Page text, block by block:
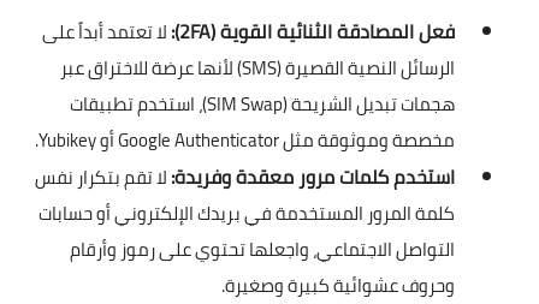
فعل المصادقة الثنائية القوية (2FA):
لا تعتمد أبداً على
الرسائل النصية القصيرة (SMS) لأنها عرضة للاختراق عبر
هجمات تبديل الشريحة (SIM Swap)، استخدم تطبيقات
مخصصة وموثوقة مثل Google Authenticator أو Yubikey.
استخدم كلمات مرور معقدة وفريدة:لا تقم بتكرار نفس
كلمة المرور المستخدمة في بريدك الإلكتروني أو حسابات
التواصل الاجتماعي، واجعلها تحتوي على رموز وأرقام
وحروف عشوائية كبيرة وصغيرة.